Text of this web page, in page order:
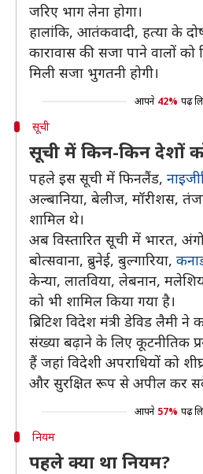
जरिए भाग लेना होगा।
हालांकि, आतंकवादी, हत्या के
कारावास की सजा पाने वालों
मिली सजा भुगतनी होगी।
आपने 42% पढ़
सूची
सूची में किन-किन देशों
पहले इस सूची में फिनलैंड,
अल्बानिया, बेलीज, मॉरीशस,
शामिल थे।
अब विस्तारित सूची में भारत,
बोत्सवाना, ब्रुनेई, बुल्गारिया,
केन्या, लातविया, लेबनान,
को भी शामिल किया गया है।
ब्रिटिश विदेश मंत्री डेविड लैमी
संख्या बढ़ाने के लिए कूटनीतिक
हैं जहां विदेशी अपराधियों को
और सुरक्षित रूप से अपील कर
आपने 57% पढ़
नियम
पहले क्या था नियम?